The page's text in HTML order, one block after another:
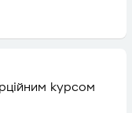
курсом